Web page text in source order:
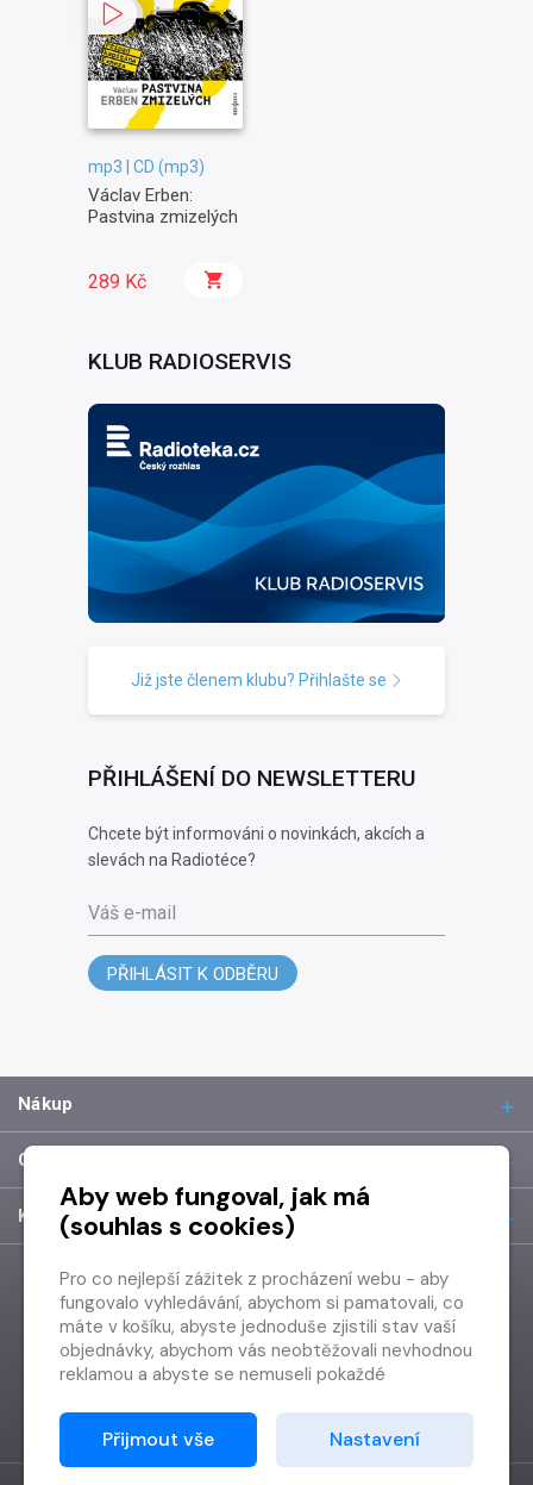
mp3 | CD (mp3)
Václav Erben:
Pastvina zmizelých
289 Kč
KLUB RADIOSERVIS
Již jste členem klubu? Přihlašte se
PŘIHLÁŠENÍ DO NEWSLETTERU
Chcete být informováni o novinkách, akcích a
slevách na Radiotéce?
Váš e-mail
PŘIHLÁSIT K ODBĚRU
Nákup
O společnosti
Kontakt
Aby web fungoval, jak má
(souhlas s cookies)
Pro co nejlepší zážitek z procházení webu - aby
fungovalo vyhledávání, abychom si pamatovali, co
máte v košíku, abyste jednoduše zjistili stav vaší
objednávky, abychom vás neobtěžovali nevhodnou
reklamou a abyste se nemuseli pokaždé
Proto od vás potřebujeme souhlas se
zpracováním souborů cookies
Přijmout vše Nastavení